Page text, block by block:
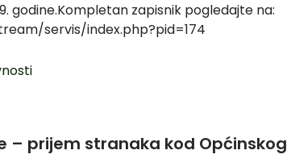
godine.Kompletan zapisnik pogledajte na:
servis/index.php?pid=174
– prijem stranaka kod Općinskog